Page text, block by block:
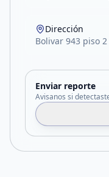
Dirección
Bolivar 943 piso 2
Enviar reporte
Avisanos si